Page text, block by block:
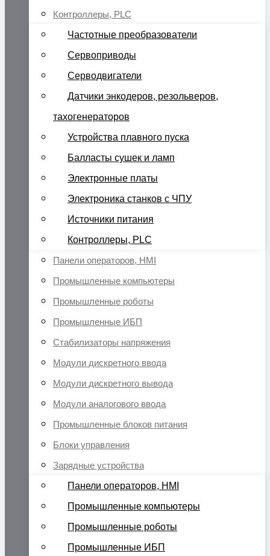
Контроллеры, PLC
Частотные преобразователи
Сервоприводы
Серводвигатели
Датчики энкодеров, резольверов,
тахогенераторов
Устройства плавного пуска
Балласты сушек и ламп
Электронные платы
Электроника станков с ЧПУ
Источники питания
Контроллеры, PLC
Панели операторов, HMI
Промышленные компьютеры
Промышленные роботы
Промышленные ИБП
Стабилизаторы напряжения
Модули дискретного ввода
Модули дискретного вывода
Модули аналогового ввода
Промышленные блоков питания
Блоки управления
Зарядные устройства
Панели операторов, HMI
Промышленные компьютеры
Промышленные роботы
Промышленные ИБП